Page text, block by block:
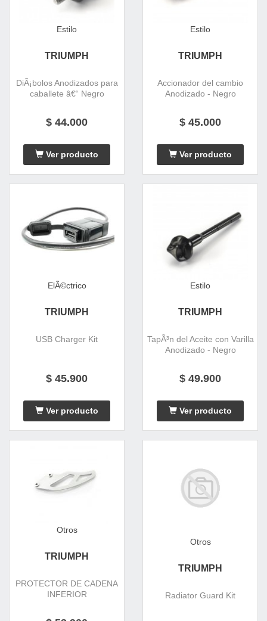
Estilo
TRIUMPH
DiÃ¡bolos Anodizados para
caballete â€“ Negro
$ 44.000
Ver producto
Estilo
TRIUMPH
Accionador del cambio
Anodizado - Negro
$ 45.000
Ver producto
ElÃ©ctrico
TRIUMPH
USB Charger Kit
$ 45.900
Ver producto
Estilo
TRIUMPH
TapÃ³n del Aceite con Varilla
Anodizado - Negro
$ 49.900
Ver producto
Otros
TRIUMPH
PROTECTOR DE CADENA
INFERIOR
Otros
TRIUMPH
Radiator Guard Kit